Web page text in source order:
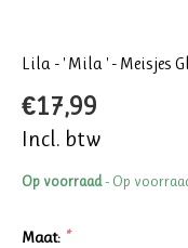
Lila - ' Mila ' - Meisjes
€17,99
Incl. btw
Op voorraad- Op
Maat: *